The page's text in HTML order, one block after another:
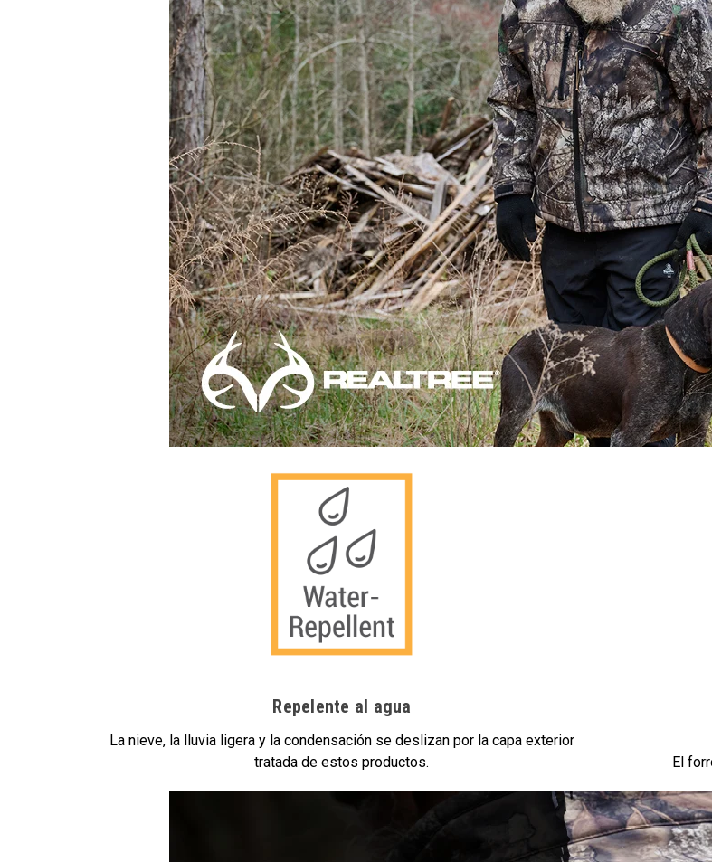
Repelente al agua
La nieve, la lluvia ligera y la condensación se deslizan por la capa exterior
tratada de estos productos.
El